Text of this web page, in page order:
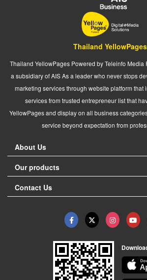
Thailand YellowPages
Thailand YellowPages Powered by Teleinfo Media
a subsidiary of AIS As a leader who never stops
marketing services through website platform that
services from trusted entrepreneur list that
YellowPages and display on all business
service beyond expectation from
About Us
Our products
Contact Us